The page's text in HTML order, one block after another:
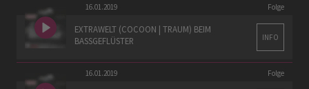
16.01.2019 Folge
EXTRAWELT (COCOON | TRAUM) BEIM
BASSGEFLÜSTER
INFO
16.01.2019 Folge